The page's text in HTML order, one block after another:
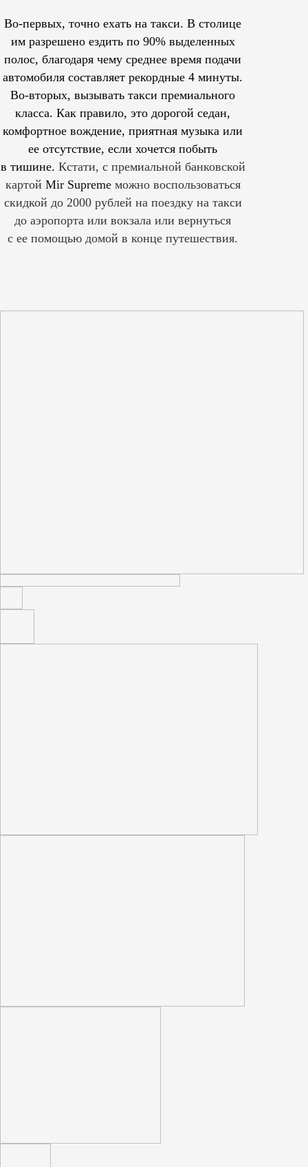
Во-первых, точно ехать на такси. В столице
им разрешеноездить по 90% выделенных
полос, благодаря чему среднее время подачи
автомобиля составляет рекордные 4 минуты.
Во-вторых, вызывать такси премиального
класса. Как правило, это дорогой седан,
комфортное вождение, приятная музыка или
ее отсутствие, если хочется побыть
в тишине. Кстати, с премиальной банковской
картой Mir Supreme можно воспользоваться
скидкой до 2000 рублей на поездку на такси
до аэропорта или вокзала или вернуться
с ее помощью домой в конце путешествия.